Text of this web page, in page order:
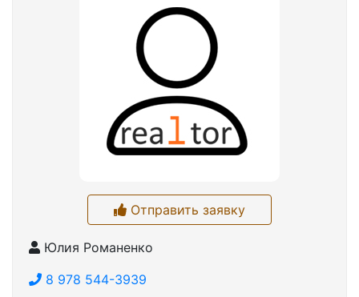
Отправить заявку
Юлия Романенко
8 978 544-3939